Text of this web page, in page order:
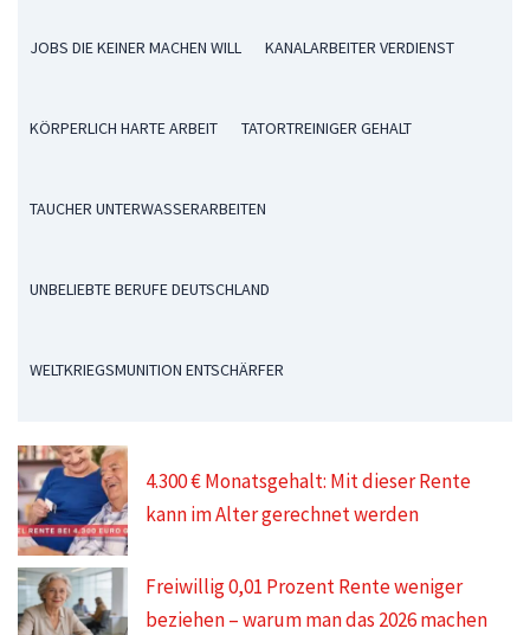
JOBS DIE KEINER MACHEN WILL KANALARBEITER VERDIENST
KÖRPERLICH HARTE ARBEIT TATORTREINIGER GEHALT
TAUCHER UNTERWASSERARBEITEN
UNBELIEBTE BERUFE DEUTSCHLAND
WELTKRIEGSMUNITION ENTSCHÄRFER
4.300 € Monatsgehalt: Mit dieser Rente
kann im Alter gerechnet werden
Freiwillig 0,01 Prozent Rente weniger
beziehen – warum man das 2026 machen